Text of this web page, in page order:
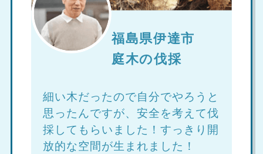
福島県伊達市
庭木の伐採
細い木だったので自分でやろうと
思ったんですが、安全を考えて伐
採してもらいました！すっきり開
放的な空間が生まれました！